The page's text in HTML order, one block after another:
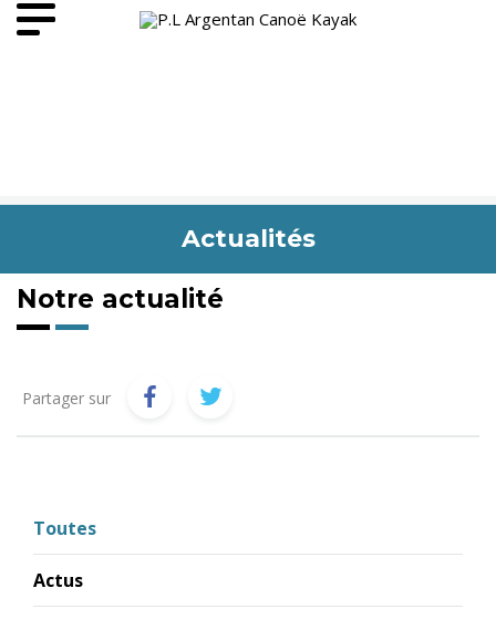
Actualités
Notre actualité
Partager sur
Toutes
Actus